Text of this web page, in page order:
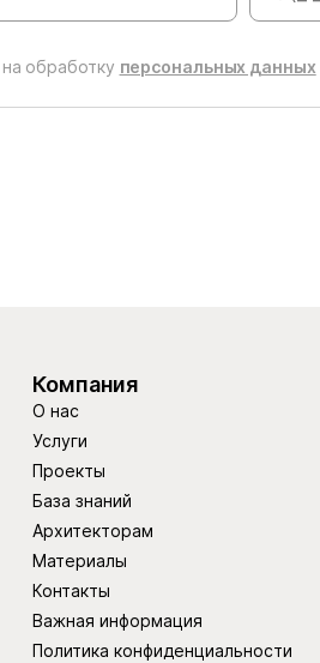
обработку персональных данных
Компания
О нас
Услуги
Проекты
База знаний
Архитекторам
Материалы
Контакты
Важная информация
Политика конфиденциальности